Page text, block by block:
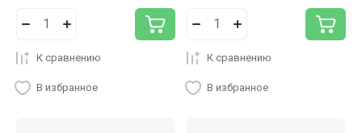
К сравнению
В избранное
К сравнению
В избранное